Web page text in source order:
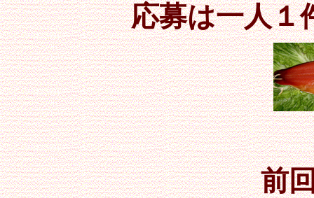
応募は一人１
前